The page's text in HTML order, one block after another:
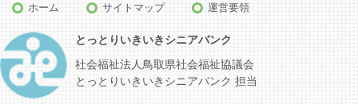
ホーム サイトマップ 運営要領
とっとりいきいきシニアバンク
社会福祉法人鳥取県社会福祉協議会
とっとりいきいきシニアバンク 担当